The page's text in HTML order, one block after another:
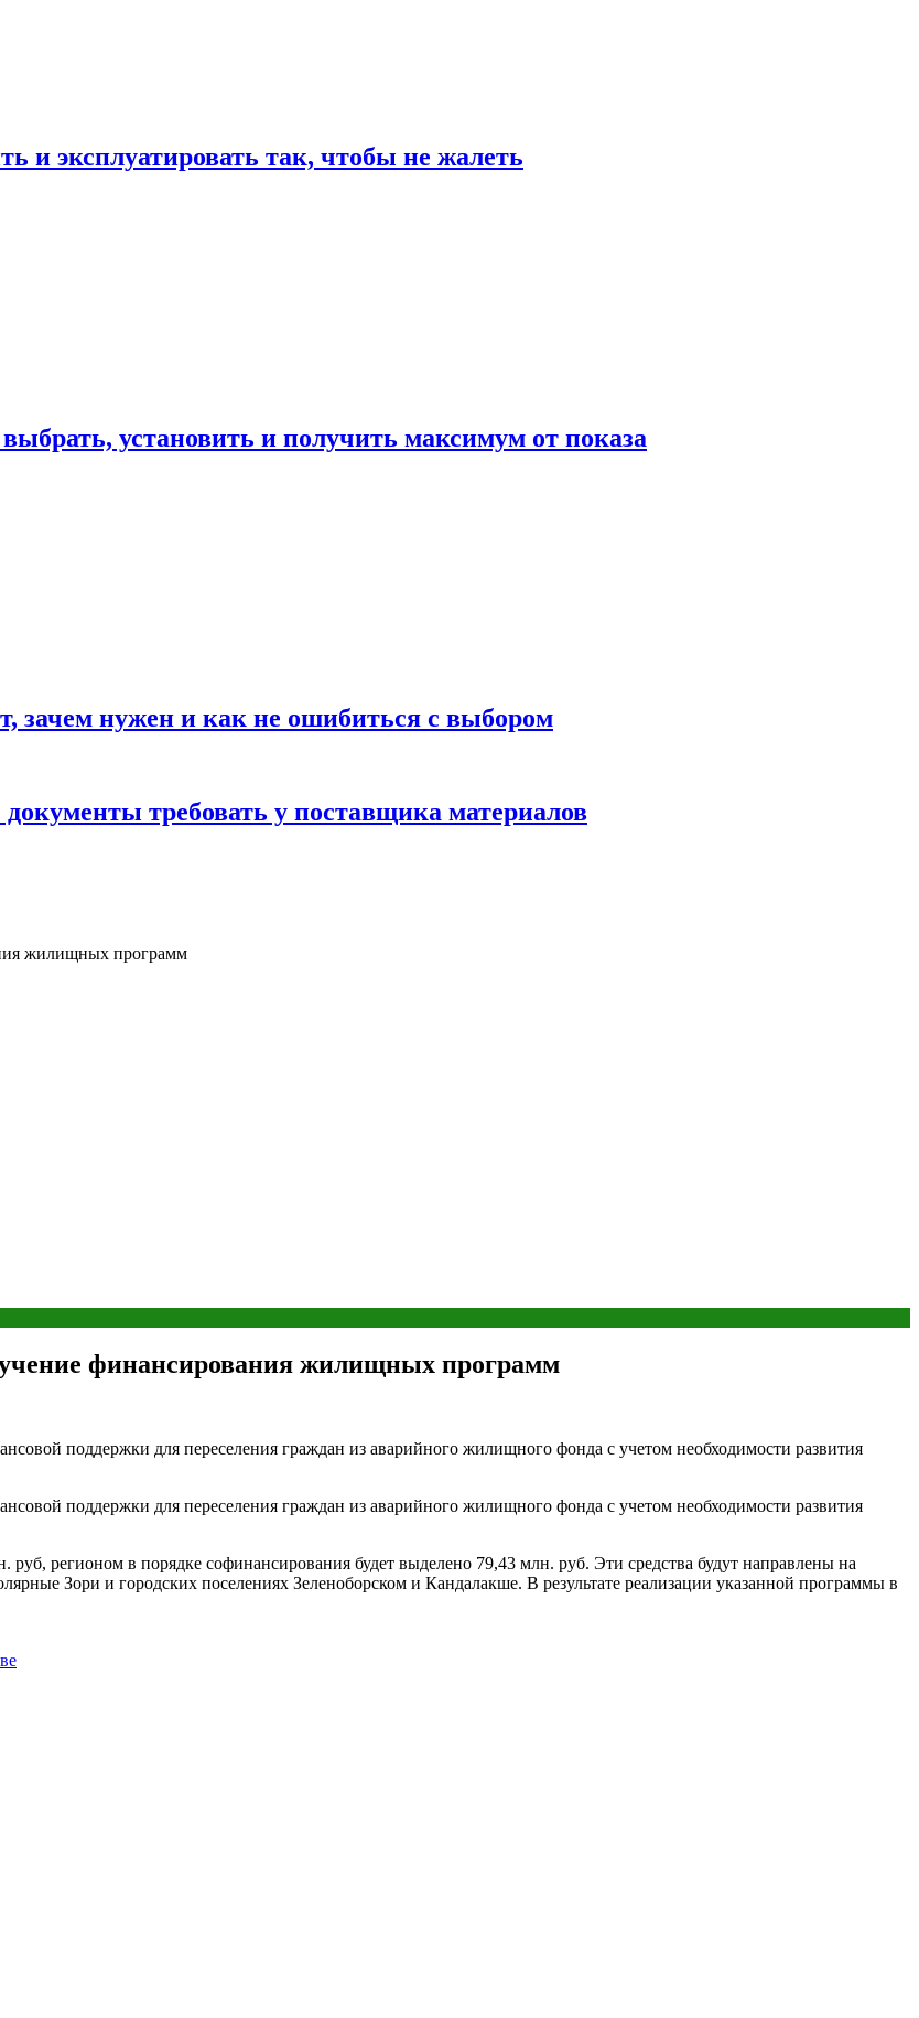
и эксплуатировать так, чтобы не жалеть
установить и получить максимум от показа
зачем нужен и как не ошибиться с выбором
требовать у поставщика материалов
жилищных программ
финансирования жилищных программ
поддержки для переселения граждан из аварийного жилищного фонда с учетом необходимости развития
поддержки для переселения граждан из аварийного жилищного фонда с учетом необходимости развития
регионом в порядке софинансирования будет выделено 79,43 млн. руб. Эти средства будут направлены на
Зори и городских поселениях Зеленоборском и Кандалакше. В результате реализации указанной программы в